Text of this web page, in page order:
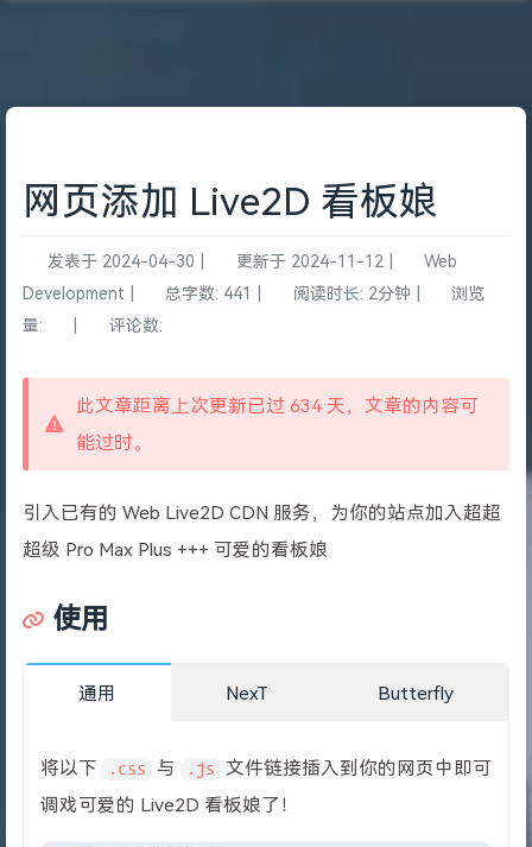
网页添加 Live2D 看板娘
发表于 2024-04-30 更新于 2024-11-12
Web
Development
总字数: 441 阅读时长: 2分钟
浏览
量:
评论数:
此文章距离上次更新已过 634 天，文章的内容可
能过时。
引入已有的 Web Live2D CDN 服务，为你的站点加入超超
超级 Pro Max Plus +++ 可爱的看板娘
使用
通用 NexT Butterfly
将以下 .css 与 .js
文件链接插入到你的网页中即可
调戏可爱的 Live2D 看板娘了！